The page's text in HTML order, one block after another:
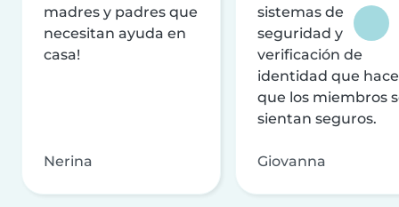
madres y padres que
necesitan ayuda en
casa!
Nerina
sistemas de
seguridad y
verificación de
identidad que
que los miembros
sientan seguros.
Giovanna